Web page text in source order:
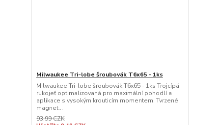
Milwaukee Tri-lobe šroubovák T6x65 - 1ks
Milwaukee Tri-lobe šroubovák T6x65 - 1ks Trojcípá
rukojeť optimalizovaná pro maximální pohodlí a
aplikace s vysokým krouticím momentem. Tvrzené
magnet...
93,99 CZK